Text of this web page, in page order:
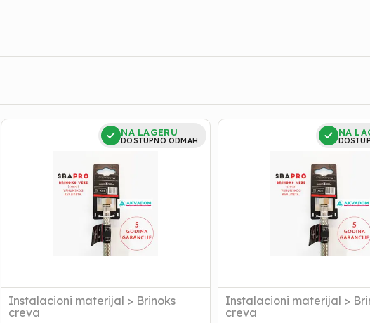
BRINOX
NA LAGERU
DOSTUPNO ODMAH
Instalacioni materijal > Brinoks
creva
BRINOX
NA
Instalacioni materijal >
creva